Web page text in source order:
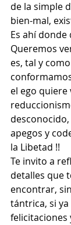
de la simple
bien-mal,
Es ahí
Queremos
es, tal y
el ego quiere
apegos y
la Libetad !!
Te invito a
detalles que
encontrar,
tántrica, si
felicitaciones